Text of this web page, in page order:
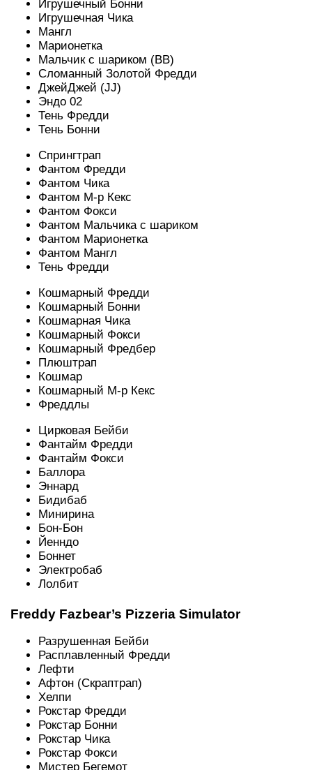
Игрушечный Бонни
Игрушечная Чика
Мангл
Марионетка
Мальчик с шариком (BB)
Сломанный Золотой Фредди
ДжейДжей (JJ)
Эндо 02
Тень Фредди
Тень Бонни
Спрингтрап
Фантом Фредди
Фантом Чика
Фантом М-р Кекс
Фантом Фокси
Фантом Мальчика с шариком
Фантом Марионетка
Фантом Мангл
Тень Фредди
Кошмарный Фредди
Кошмарный Бонни
Кошмарная Чика
Кошмарный Фокси
Кошмарный Фредбер
Плюштрап
Кошмар
Кошмарный М-р Кекс
Фреддлы
Цирковая Бейби
Фантайм Фредди
Фантайм Фокси
Баллора
Эннард
Бидибаб
Минирина
Бон-Бон
Йенндо
Боннет
Электробаб
Лолбит
Freddy Fazbear’s Pizzeria Simulator
Разрушенная Бейби
Расплавленный Фредди
Лефти
Афтон (Скраптрап)
Хелпи
Рокстар Фредди
Рокстар Бонни
Рокстар Чика
Рокстар Фокси
Мистер Бегемот